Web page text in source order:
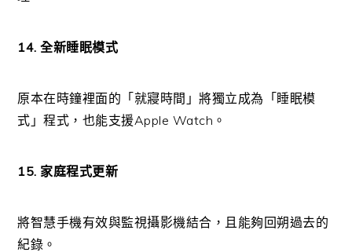
14. 全新睡眠模式
原本在時鐘裡面的「就寢時間」將獨立成為「睡眠模
式」程式，也能支援Apple Watch。
15. 家庭程式更新
將智慧手機有效與監視攝影機結合，且能夠回朔過去的
紀錄。